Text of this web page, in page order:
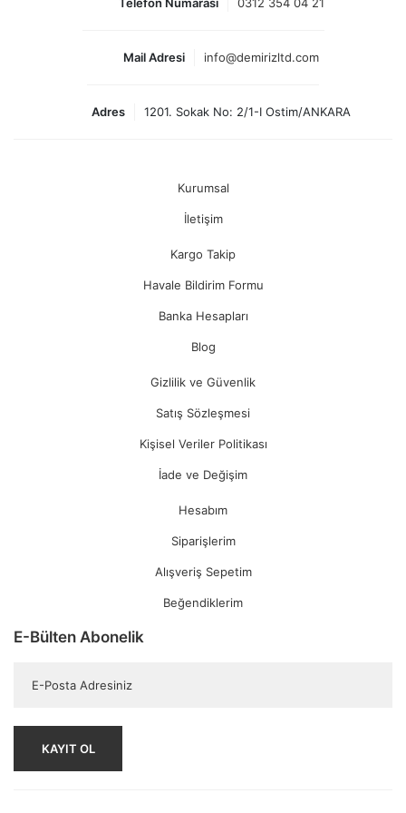
Telefon Numarası 0312 354 04 21
Mail Adresi info@demirizltd.com
Adres 1201. Sokak No: 2/1-I Ostim/ANKARA
Kurumsal
İletişim
Kargo Takip
Havale Bildirim Formu
Banka Hesapları
Blog
Gizlilik ve Güvenlik
Satış Sözleşmesi
Kişisel Veriler Politikası
İade ve Değişim
Hesabım
Siparişlerim
Alışveriş Sepetim
Beğendiklerim
E-Bülten Abonelik
KAYIT OL